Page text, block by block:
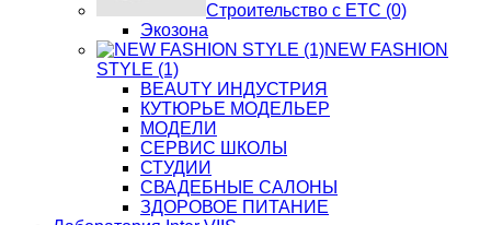
Строительство с ЕТС (0)
Экозона
NEW FASHION
STYLE (1)
BЕАUTY ИНДУСТРИЯ
КУТЮРЬЕ МОДЕЛЬЕР
МОДЕЛИ
СЕРВИС ШКОЛЫ
СТУДИИ
СВАДЕБНЫЕ САЛОНЫ
ЗДОРОВОЕ ПИТАНИЕ